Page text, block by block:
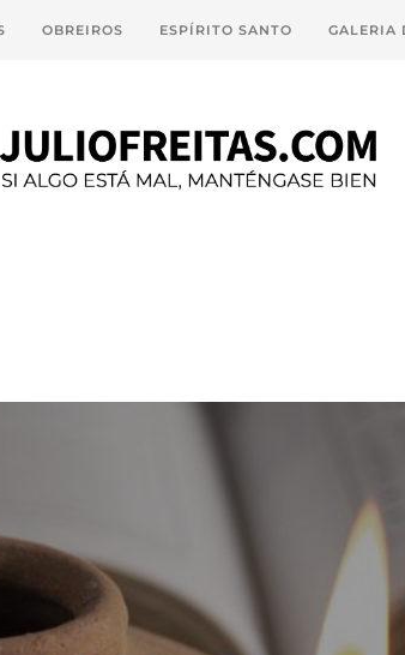
OBREIROS ESPÍRITO SANTO GALERIA